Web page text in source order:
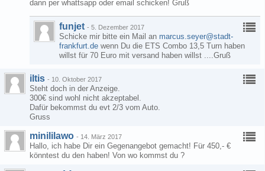
dann per whattsapp oder email schicken! Gruß
funjet - 5. Dezember 2017
Schicke mir bitte ein Mail an marcus.seyer@stadt-
frankfurt.de wenn Du die ETS Combo 13,5 Turn haben
willst für 70 Euro mit versand haben willst ....Gruß
iltis - 10. Oktober 2017
Steht doch in der Anzeige.
300€ sind wohl nicht akzeptabel.
Dafür bekommst du evt 2/3 vom Auto.
Gruss
minililawo - 14. März 2017
Hallo, ich habe Dir ein Gegenangebot gemacht! Für 450,- €
könntest du den haben! Von wo kommst du ?